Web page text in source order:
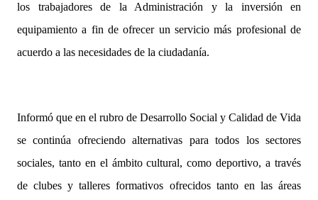
los trabajadores de la Administración y la inversión en
equipamiento a fin de ofrecer un servicio más profesional de
acuerdo a las necesidades de la ciudadanía.
Informó que en el rubro de Desarrollo Social y Calidad de Vida
se continúa ofreciendo alternativas para todos los sectores
sociales, tanto en el ámbito cultural, como deportivo, a través
de clubes y talleres formativos ofrecidos tanto en las áreas